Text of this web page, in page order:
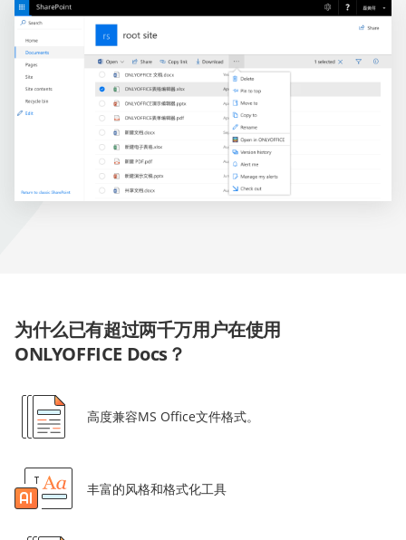
为什么已有超过两千万用户在使用
ONLYOFFICE Docs？
高度兼容MS Office文件格式。
丰富的风格和格式化工具